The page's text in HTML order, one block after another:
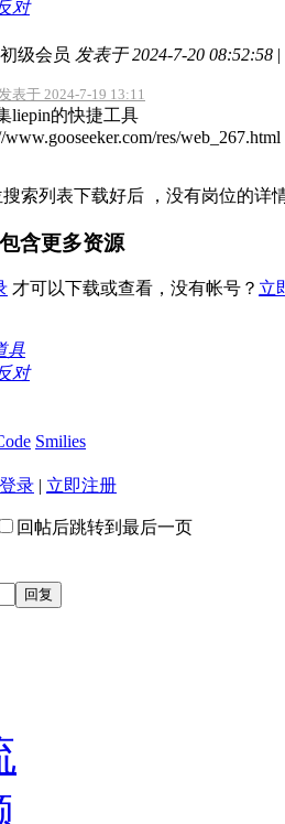
对
初级会员 发表于 2024-7-20 08:52:58 |
表于 2024-7-19 13:11
liepin的快捷工具
www.gooseeker.com/res/web_267.html
索列表下载好后 ，没有岗位的详
含更多资源
才可以下载或查看，没有帐号？ 立
具
对
Smilies
登录 | 立即注册
回帖后跳转到最后一页
回复